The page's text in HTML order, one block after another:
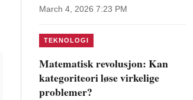
March 4, 2026 7:23 PM
TEKNOLOGI
Matematisk revolusjon: Kan
kategoriteori løse virkelige
problemer?